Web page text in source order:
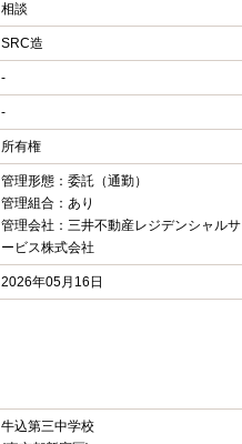
相談
SRC造
-
-
所有権
管理形態：委託（通勤）
管理組合：あり
管理会社：三井不動産レジデンシャルサ
ービス株式会社
2026年05月16日
牛込第三中学校